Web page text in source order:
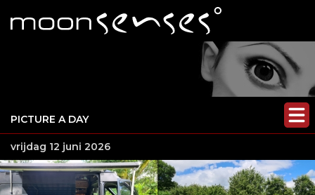
PICTURE A DAY
vrijdag 12 juni 2026